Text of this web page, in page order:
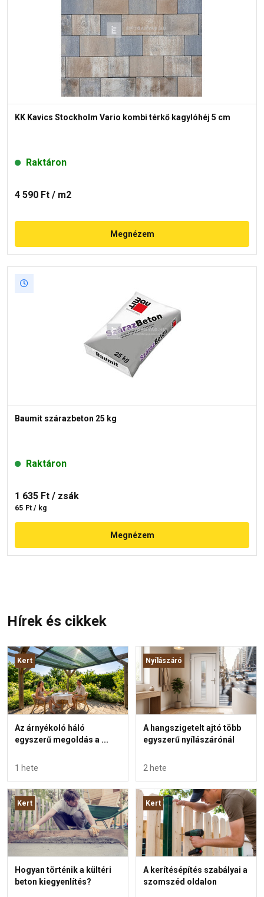
KK Kavics Stockholm Vario kombi térkő kagylóhéj 5 cm
Raktáron
4 590 Ft / m2
Megnézem
Baumit szárazbeton 25 kg
Raktáron
1 635 Ft / zsák
65 Ft / kg
Megnézem
Hírek és cikkek
Kert
Az árnyékoló háló
egyszerű megoldás a ...
1 hete
Nyílászáró
A hangszigetelt ajtó több
egyszerű nyílászárónál
2 hete
Kert
Hogyan történik a kültéri
beton kiegyenlítés?
Kert
A kerítésépítés szabályai a
szomszéd oldalon